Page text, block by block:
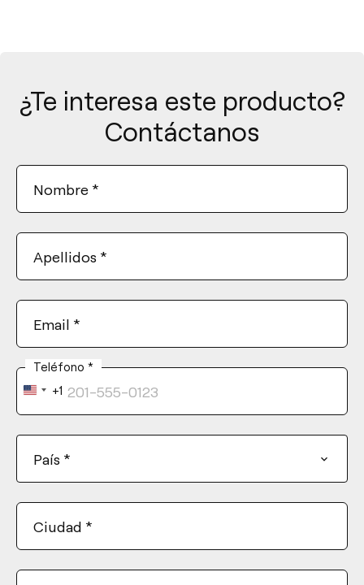
¿Te interesa este producto?
Contáctanos
Nombre *
Apellidos *
Email *
Teléfono *
United
States
+1
País *
Ciudad *